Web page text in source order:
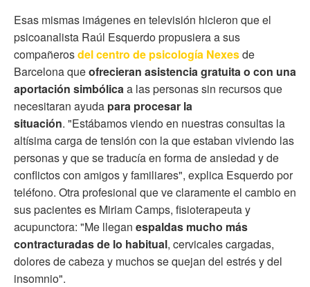
Esas mismas imágenes en televisión hicieron que el
psicoanalista Raúl Esquerdo propusiera a sus
compañerosdel centro de psicología Nexesde
Barcelona queofrecieran asistencia gratuita o con una
aportación simbólicaa las personas sin recursos que
necesitaran ayuda para procesar la
situación. "Estábamos viendo en nuestras consultas la
altísima carga de tensión con la que estaban viviendo las
personas y que se traducía en forma de ansiedad y de
conflictos con amigos y familiares", explica Esquerdo por
teléfono. Otra profesional que ve claramente el cambio en
sus pacientes es Miriam Camps, fisioterapeuta y
acupunctora: "Me llegan espaldas mucho más
contracturadas de lo habitual, cervicales cargadas,
dolores de cabeza y muchos se quejan del estrés y del
insomnio".